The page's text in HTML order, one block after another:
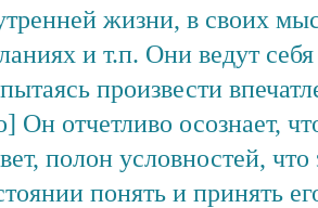
жизни, в своих
и т.п. Они ведут
произвести
Он отчетливо осознает,
полон условностей,
понять и принять